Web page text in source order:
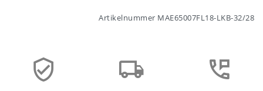
Artikelnummer MAE65007FL18-LKB-32/28